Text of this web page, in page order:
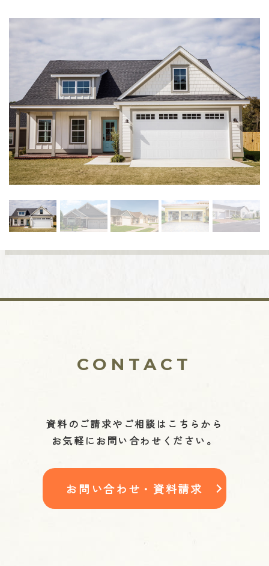
CONTACT
資料のご請求やご相談はこちらから
お気軽にお問い合わせください。
お問い合わせ・資料請求